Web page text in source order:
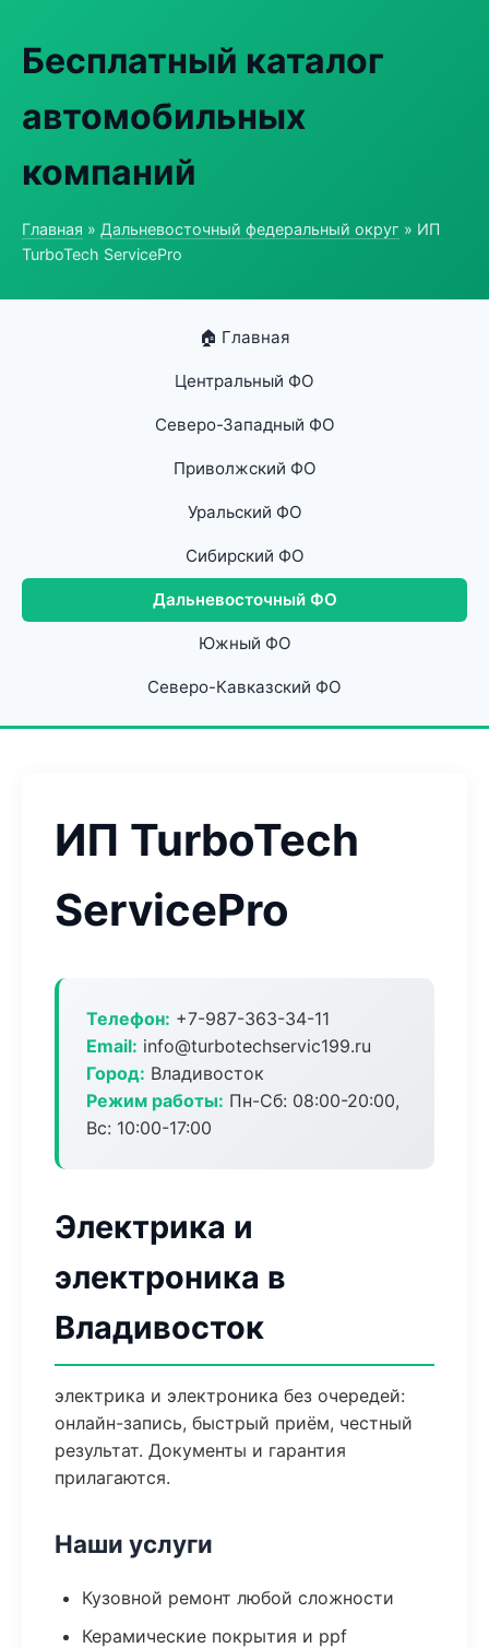
Бесплатный каталог
автомобильных
компаний
Главная » Дальневосточный федеральный округ » ИП
TurboTech ServicePro
🏠 Главная
Центральный ФО
Северо-Западный ФО
Приволжский ФО
Уральский ФО
Сибирский ФО
Дальневосточный ФО
Южный ФО
Северо-Кавказский ФО
ИП TurboTech
ServicePro
Телефон: +7-987-363-34-11
Email: info@turbotechservic199.ru
Город: Владивосток
Режим работы: Пн-Сб: 08:00-20:00,
Вс: 10:00-17:00
Электрика и
электроника в
Владивосток
электрика и электроника без очередей:
онлайн-запись, быстрый приём, честный
результат. Документы и гарантия
прилагаются.
Наши услуги
Кузовной ремонт любой сложности
Керамические покрытия и ppf